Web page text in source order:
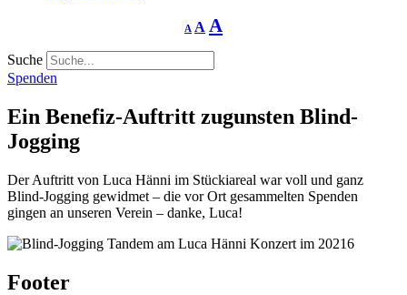
A
Schriftgrösse
verringern
A Schriftgrösse
zurücksetzen
A
Suche
Spenden
Ein Benefiz-Auftritt zugunsten Blind-
Jogging
Der Auftritt von Luca Hänni im Stückiareal war voll und ganz
Blind-Jogging gewidmet – die vor Ort gesammelten Spenden
gingen an unseren Verein – danke, Luca!
Footer